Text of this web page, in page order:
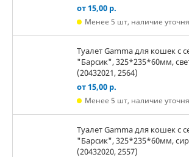
от 15,00 р.
Менее 5 шт, наличие
Туалет Gamma для кошек c
"Барсик", 325*235*60мм,
(20432021, 2564)
от 15,00 р.
Менее 5 шт, наличие
Туалет Gamma для кошек c
"Барсик", 325*235*60мм,
(20432020, 2557)